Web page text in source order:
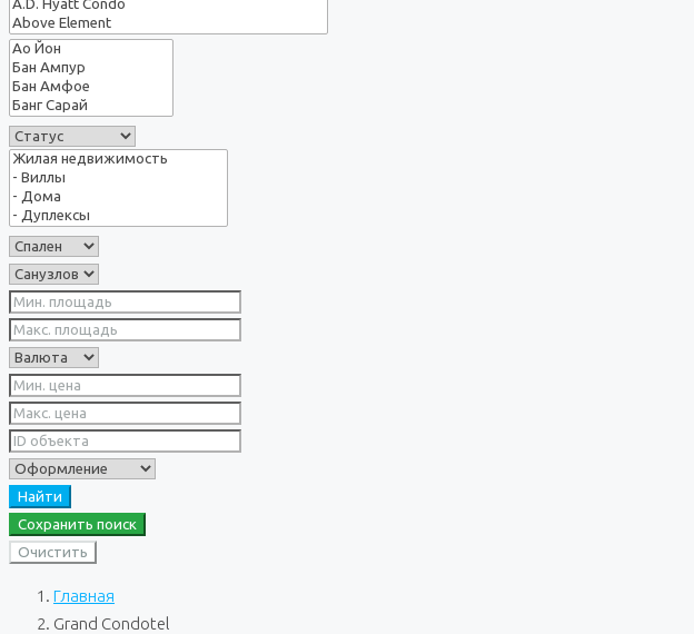
Найти
Сохранить поиск
Очистить
Главная
Grand Condotel